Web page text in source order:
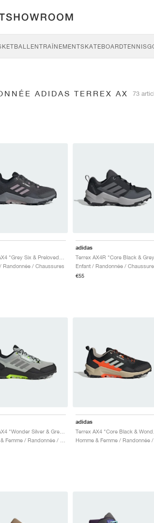
ENTRAÎNEMENTSKATEBOARDTENNIS
ADIDAS TERREX AX 73
Randonnée / Chaussures
adidas
Enfant / Randonnée /
€55
Terrex AX4 "Wonder Silver & Grey Three"
adidas